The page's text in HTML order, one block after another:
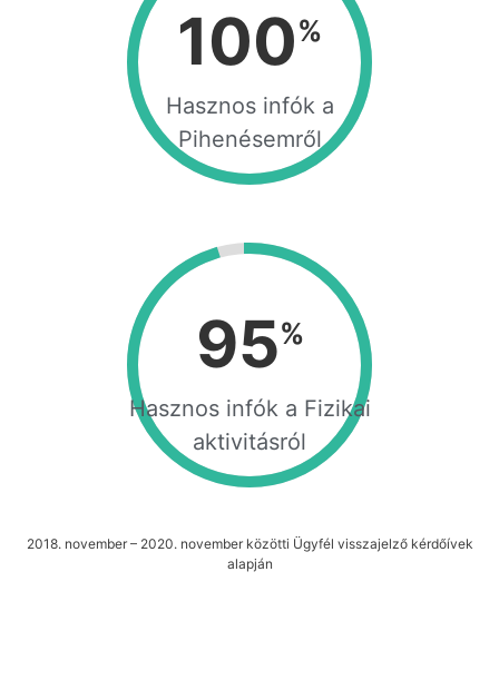
100%
Hasznos infók a
Pihenésemről
95%
Hasznos infók a Fizikai
aktivitásról
2018. november – 2020. november közötti Ügyfél visszajelző kérdőívek
alapján